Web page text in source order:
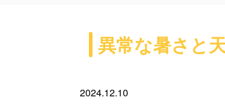
異常な暑さと
2024.12.10